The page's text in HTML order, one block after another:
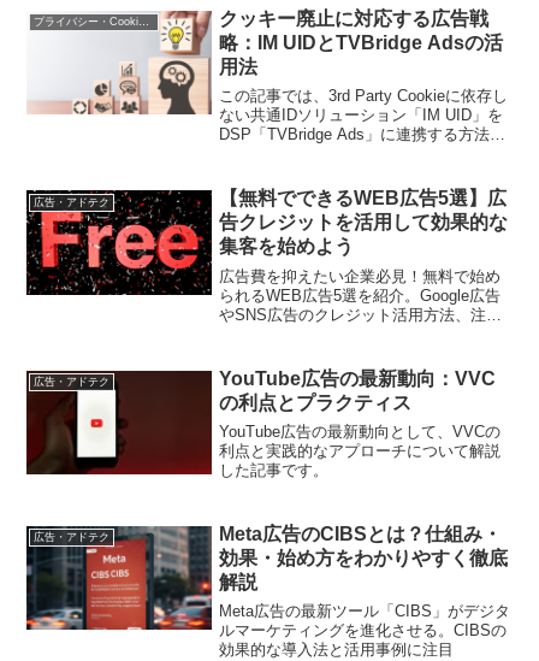
プライバシー・Cookie規制
クッキー廃止に対応する広告戦
略：IM UIDとTVBridge Adsの活
用法
この記事では、3rd Party Cookieに依存し
ない共通IDソリューション「IM UID」を
DSP「TVBridge Ads」に連携する方法を
ケティング施策の効果を最大化する手法
を提供します。
広告・アドテク
【無料でできるWEB広告5選】広
告クレジットを活用して効果的な
集客を始めよう
広告費を抑えたい企業必見！無料で始め
られるWEB広告5選を紹介。Google広告
やSNS広告のクレジット活用方法、注意
広告・アドテク
YouTube広告の最新動向：VVC
の利点とプラクティス
YouTube広告の最新動向として、VVCの
利点と実践的なアプローチについて解説
した記事です。
広告・アドテク
Meta広告のCIBSとは？仕組み・
効果・始め方をわかりやすく徹底
解説
Meta広告の最新ツール「CIBS」がデジタ
ルマーケティングを進化させる。CIBSの
効果的な導入法と活用事例に注目